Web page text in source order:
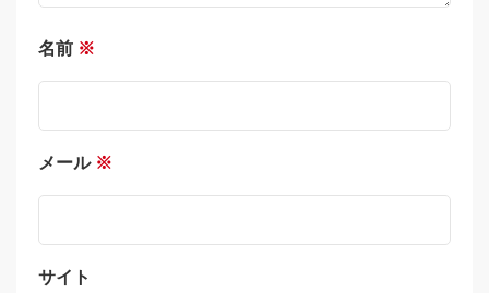
名前 ※
メール ※
サイト